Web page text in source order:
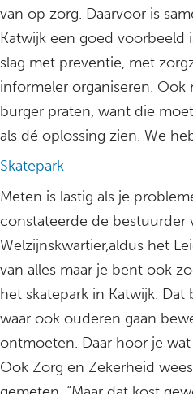
van op zorg. Daarvoor is
Katwijk een goed voorbeeld
slag met preventie, met
informeler organiseren.
burger praten, want die
als dé oplossing zien. We
Skatepark
Meten is lastig als je
constateerde de bestuurder
Welzijnskwartier,aldus het
van alles maar je bent ook
het skatepark in Katwijk.
waar ook ouderen gaan
ontmoeten. Daar hoor je
Ook Zorg en Zekerheid